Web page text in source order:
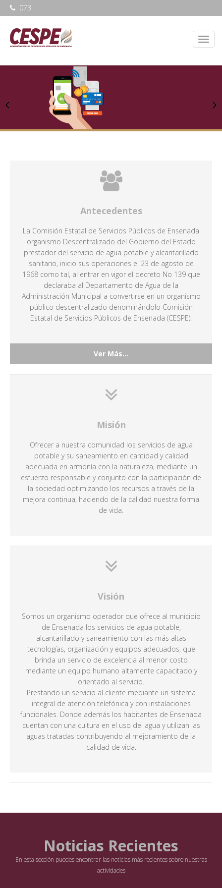
073
Antecedentes
La Comisión Estatal de Servicios Públicos de Ensenada
organismo Descentralizado del Gobierno del Estado
prestador del servicio de agua potable y alcantarillado
sanitario, inicio sus operaciones el 23 de agosto de
1968 como tal, al entrar en vigor el decreto No 139 que
declaraba al Departamento de Agua de la
Administración Municipal a convertirse en un organismo
público descentralizado denominándolo Comisión
Estatal de Servicios Públicos de Ensenada (CESPE).
Ver Más...
Misión
Ofrecer a nuestra comunidad los servicios de agua
potable y su saneamiento en cantidad y calidad
adecuada en armonía con la naturaleza, mediante un
esfuerzo responsable y conjunto con la participación de
la sociedad optimizando los recursos a través de la
mejora continua, haciendo de la calidad nuestra forma
de vida.
Visión
Somos un organismo operador que ofrece al municipio
de Ensenada los servicios de agua potable,
alcantarillado y saneamiento con las más altas
tecnologías, organización y equipos adecuados, que
brinda un servicio de excelencia al menor costo
mediante un equipo humano altamente capacitado y
orientado al servicio.
Prestando un servicio al cliente mediante un sistema
integral de atención telefónica y con instalaciones
funcionales. Donde además los habitantes de Ensenada
cuentan con una cultura en el uso del agua y utilizan las
aguas tratadas contribuyendo al mejoramiento de la
calidad de vida.
Noticias Recientes
En esta sección puedes encontrar las noticias más recientes sobre nuestras
actividades